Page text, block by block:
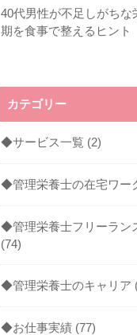
40代男性が不足しがち
期を食事で整えるヒント
カテゴリー
◆サービス一覧 (2)
◆管理栄養士の在宅ワー
◆管理栄養士フリーラン
(74)
◆管理栄養士のキャリア
◆お仕事実績 (77)